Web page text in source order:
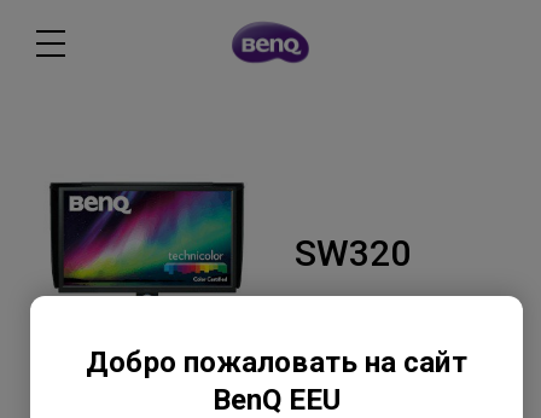
Добро пожаловать на сайт
BenQ EEU
SW320